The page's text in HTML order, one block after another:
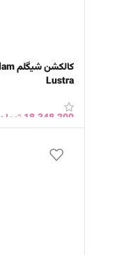
Lustra
18,348,200 تومان